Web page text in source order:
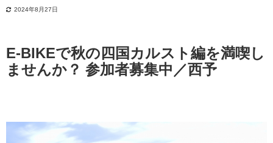
2024年8月27日
E-BIKEで秋の四国カルスト編を満喫し
ませんか？ 参加者募集中／西予